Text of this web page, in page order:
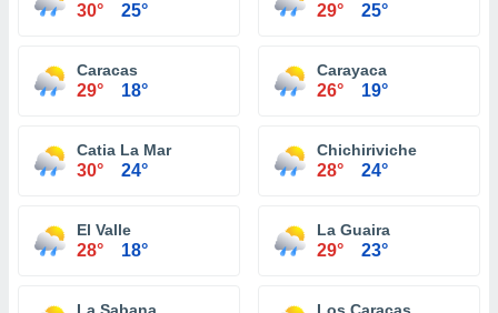
30° 25° 29° 25°
Caracas
29° 18°
Carayaca
26° 19°
Catia La Mar
30° 24°
Chichiriviche
28° 24°
El Valle
28° 18°
La Guaira
29° 23°